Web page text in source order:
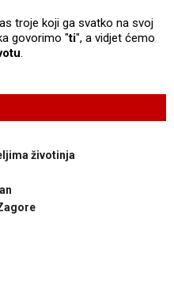
troje koji ga svatko na svoj
govorimo "ti", a vidjet ćemo
.
životinja